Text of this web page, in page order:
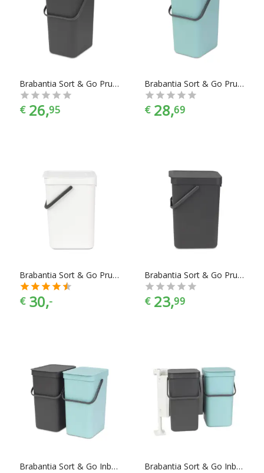
Brabantia Sort & Go Prullenbak - 12 l - Grey
€ 26,95
Brabantia Sort & Go Prullenbak - 16 l - Mint
€ 28,69
Brabantia Sort & Go Prullenbak - 16 l - White
€ 30,-
Brabantia Sort & Go Prullenbak - 16 l - Grey
€ 23,99
Brabantia Sort & Go Inbouw Prullenbak - 2x12 l - Mint/Grey Brabantia Sort & Go Inbouw Prullenbak - 2x16 l - Mint/Grey